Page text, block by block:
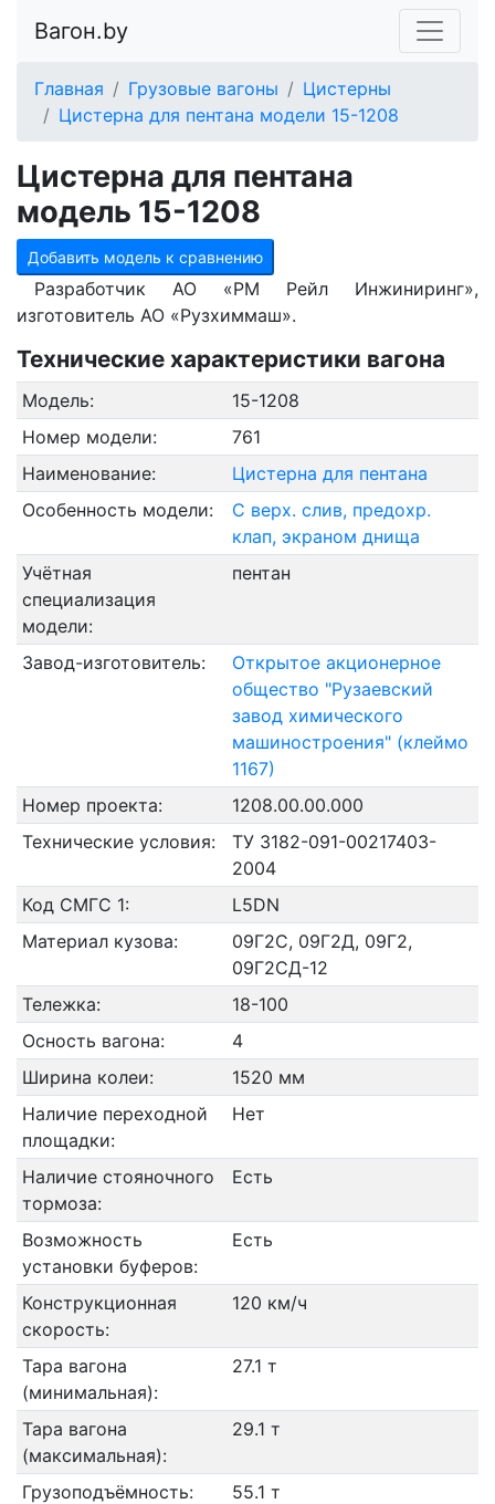
Вагон.by
Главная Грузовые вагоны
Цистерны
Цистерна для пентана модели 15-1208
Цистерна для пентана
модель 15-1208
Добавить модель к сравнению
Разработчик АО «РМ Рейл Инжиниринг»,
изготовитель АО «Рузхиммаш».
Технические характеристики вагона
Модель:
15-1208
Номер модели:
761
Наименование:
Цистерна для пентана
Особенность модели:
С верх. слив, предохр.
клап, экраном днища
Учётная
специализация
модели:
пентан
Завод-изготовитель:
Открытое акционерное
общество "Рузаевский
завод химического
машиностроения" (клеймо
1167)
Номер проекта:
1208.00.00.000
Технические условия:
ТУ 3182-091-00217403-
2004
Код СМГС 1:
L5DN
Материал кузова:
09Г2С, 09Г2Д, 09Г2,
09Г2СД-12
Тележка:
18-100
Осность вагона:
4
Ширина колеи:
1520 мм
Наличие переходной
площадки:
Нет
Наличие стояночного
тормоза:
Есть
Возможность
установки буферов:
Есть
Конструкционная
скорость:
120 км/ч
Тара вагона
(минимальная):
27.1 т
Тара вагона
(максимальная):
29.1 т
Грузоподъёмность:
55.1 т